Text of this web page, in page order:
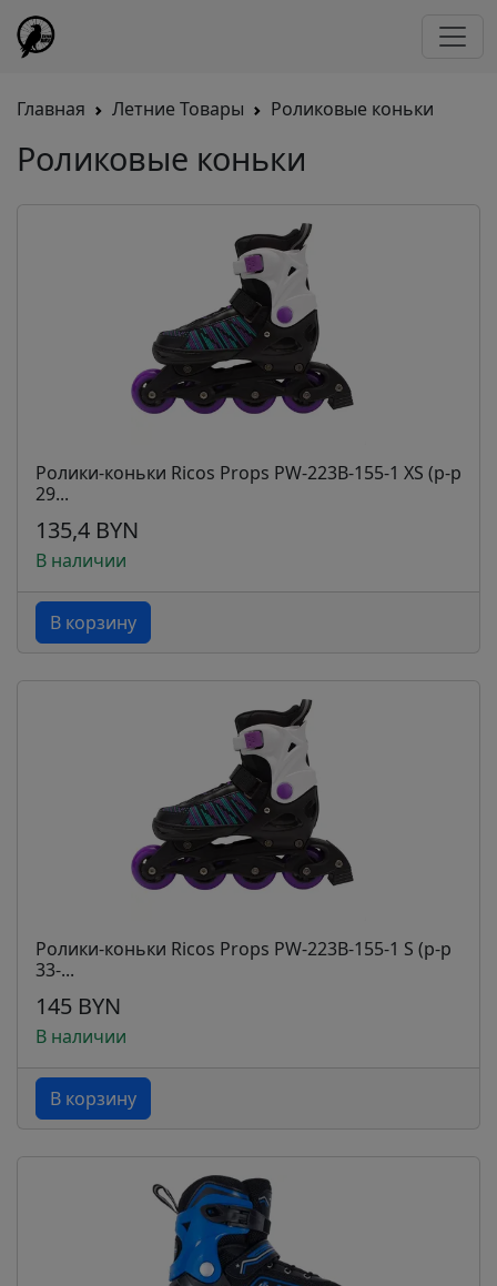
Главная Летние Товары Роликовые коньки
Роликовые коньки
Ролики-коньки Ricos Props PW-223B-155-1 XS (р-р
29...
135,4 BYN
В наличии
В корзину
Ролики-коньки Ricos Props PW-223B-155-1 S (р-р
33-...
145 BYN
В наличии
В корзину